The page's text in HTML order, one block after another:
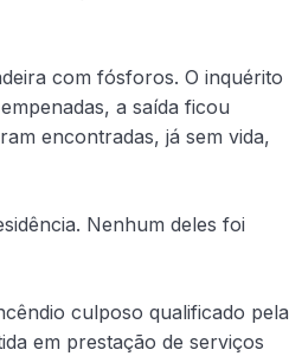
com fósforos. O inquérito
a saída ficou
encontradas, já sem vida,
Nenhum deles foi
culposo qualificado pela
em prestação de serviços